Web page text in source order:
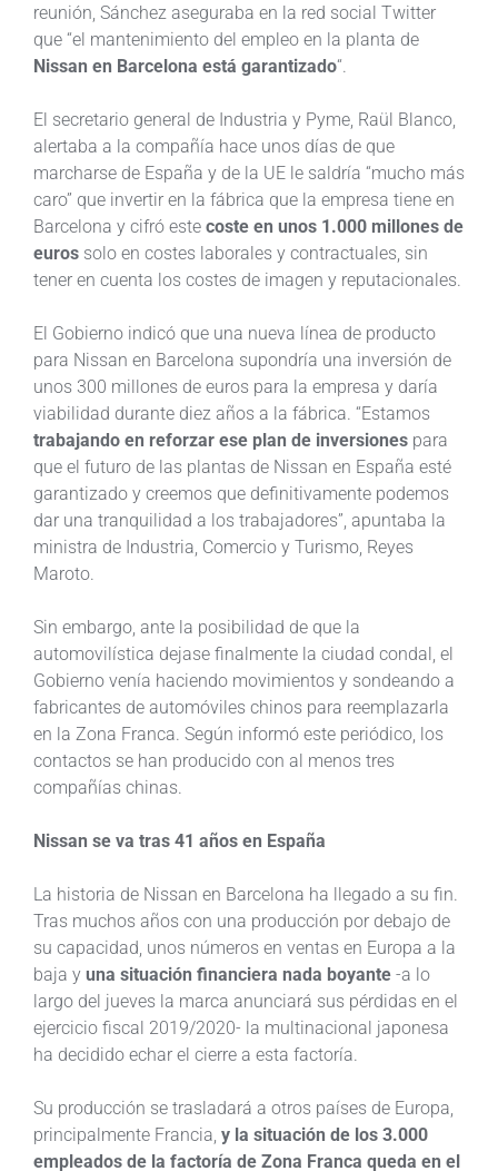
reunión, Sánchez aseguraba en la red social Twitter
que “el mantenimiento del empleo en la planta de
Nissan en Barcelona está garantizado“.
El secretario general de Industria y Pyme, Raül Blanco,
alertaba a la compañía hace unos días de que
marcharse de España y de la UE le saldría “mucho más
caro” que invertir en la fábrica que la empresa tiene en
Barcelona y cifró este coste en unos 1.000 millones de
euros solo en costes laborales y contractuales, sin
tener en cuenta los costes de imagen y reputacionales.
El Gobierno indicó que una nueva línea de producto
para Nissan en Barcelona supondría una inversión de
unos 300 millones de euros para la empresa y daría
viabilidad durante diez años a la fábrica. “Estamos
trabajando en reforzar ese plan de inversiones para
que el futuro de las plantas de Nissan en España esté
garantizado y creemos que definitivamente podemos
dar una tranquilidad a los trabajadores”, apuntaba la
ministra de Industria, Comercio y Turismo, Reyes
Maroto.
Sin embargo, ante la posibilidad de que la
automovilística dejase finalmente la ciudad condal, el
Gobierno venía haciendo movimientos y sondeando a
fabricantes de automóviles chinos para reemplazarla
en la Zona Franca. Según informó este periódico, los
contactos se han producido con al menos tres
compañías chinas.
Nissan se va tras 41 años en España
La historia de Nissan en Barcelona ha llegado a su fin.
Tras muchos años con una producción por debajo de
su capacidad, unos números en ventas en Europa a la
baja y una situación financiera nada boyante -a lo
largo del jueves la marca anunciará sus pérdidas en el
ejercicio fiscal 2019/2020- la multinacional japonesa
ha decidido echar el cierre a esta factoría.
Su producción se trasladará a otros países de Europa,
principalmente Francia, y la situación de los 3.000
empleados de la factoría de Zona Franca queda en el